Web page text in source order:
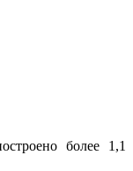
более 1,1